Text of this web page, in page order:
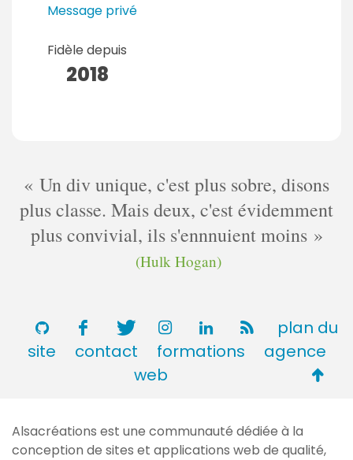
Message privé
Fidèle depuis
2018
Un div unique, c'est plus sobre, disons
plus classe. Mais deux, c'est évidemment
plus convivial, ils s'ennnuient moins
(Hulk Hogan)
plan du
site
contact formations
agence
web
de
Alsacréations est une communauté dédiée à la
conception de sites et applications web de qualité,